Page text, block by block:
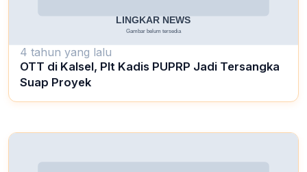
4 tahun yang lalu
OTT di Kalsel, Plt Kadis PUPRP Jadi Tersangka
Suap Proyek